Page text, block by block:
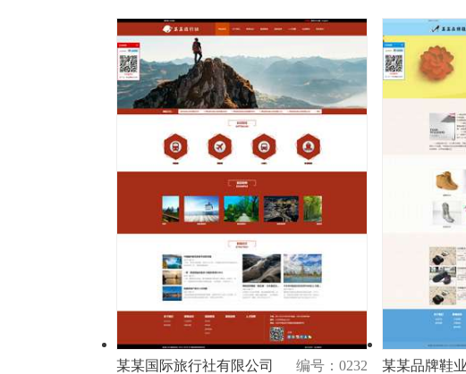
某某国际旅行社有限公司
编号：0232
某某品牌鞋业